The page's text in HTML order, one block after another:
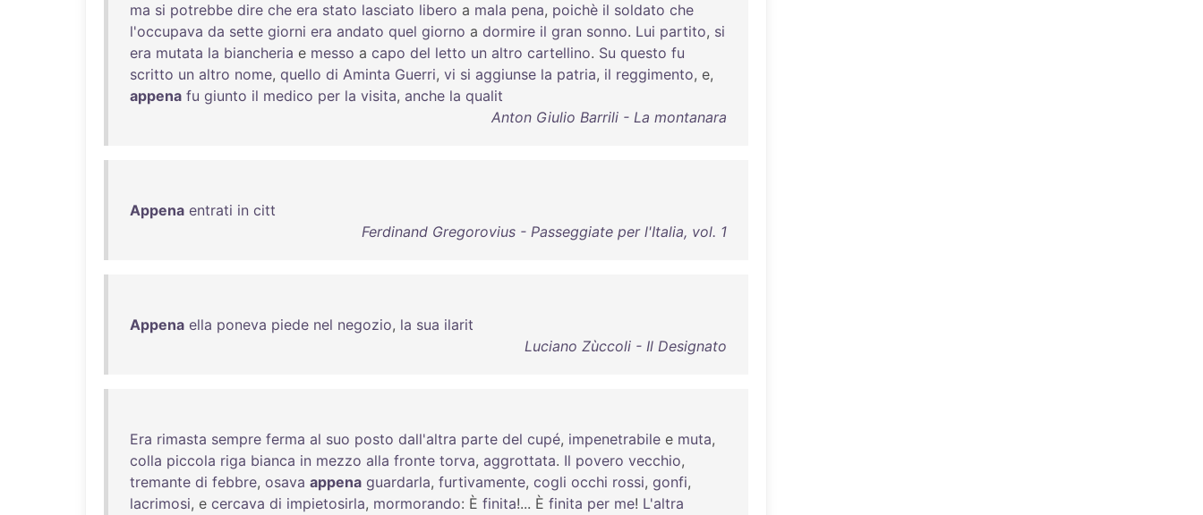
ma si potrebbe dire che era stato lasciato libero a mala pena, poichè il soldato che
l'occupava da sette giorni era andato quel giorno a dormire il gran sonno. Lui partito, si
era mutata la biancheria e messo a capo del letto un altro cartellino. Su questo fu
scritto un altro nome, quello di Aminta Guerri, vi si aggiunse la patria, il reggimento, e,
appena fu giunto il medico per la visita, anche la qualit
Anton Giulio Barrili - La montanara
Appena entrati in citt
Ferdinand Gregorovius - Passeggiate per l'Italia, vol. 1
Appena ella poneva piede nel negozio, la sua ilarit
Luciano Zùccoli - Il Designato
Era rimasta sempre ferma al suo posto dall'altra parte del cupé, impenetrabile e muta,
colla piccola riga bianca in mezzo alla fronte torva, aggrottata. Il povero vecchio,
tremante di febbre, osava appena guardarla, furtivamente, cogli occhi rossi, gonfi,
lacrimosi, e cercava di impietosirla, mormorando: È finita!... È finita per me! L'altra